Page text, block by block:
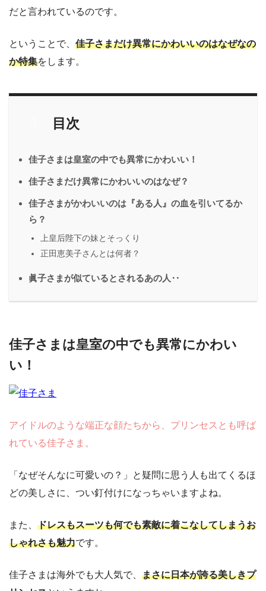
だと言われているのです。
ということで、 佳子さまだけ異常にかわいいのはなぜなの
か特集をします。
目次
佳子さまは皇室の中でも異常にかわいい！
佳子さまだけ異常にかわいいのはなぜ？
佳子さまがかわいいのは『ある人』の血を引いてるか
ら？
上皇后陛下の妹とそっくり
正田恵美子さんとは何者？
眞子さまが似ているとされるあの人‥
佳子さまは皇室の中でも異常にかわい
い！
アイドルのような端正な顔たちから、プリンセスとも呼ば
れている佳子さま。
「なぜそんなに可愛いの？」と疑問に思う人も出てくるほ
どの美しさに、つい釘付けになっちゃいますよね。
また、 ドレスもスーツも何でも素敵に着こなしてしまうお
しゃれさも魅力です。
佳子さまは海外でも大人気で、 まさに日本が誇る美しきプ